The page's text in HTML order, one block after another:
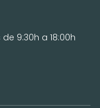
9:30h a 18:00h